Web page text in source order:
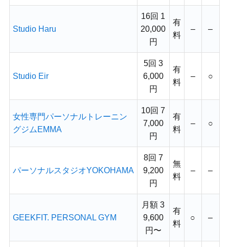
Studio Haru
16回 1
20,000
円
有
料
– –
Studio Eir
5回 3
6,000
円
有
料
– ○
女性専門パーソナルトレーニン
グジムEMMA
10回 7
7,000
円
有
料
– ○
パーソナルスタジオYOKOHAMA
8回 7
9,200
円
無
料
– –
GEEKFIT. PERSONAL GYM
月額 3
9,600
円〜
有
料
○ –